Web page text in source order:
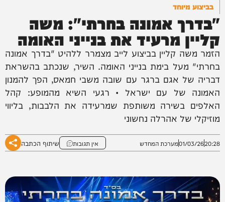
בביצוע מיוחד
"בדרך אמונה בחרתי": משה
קליין מרעיד את בנייני האומה
הזמר משה קליין בביצוע לייב מצמרר ללהיט "בדרך אמונה
בחרתי" מעל בימת בנייני האומה. השיר, שנכתב בהשראת
דבריה של אגם ברגר עם שובה משבי חמאס, הפך להמנון
האמונה של עם ישראל • רגעי השיא מהמופע: קהל
האלפים בשירה משותפת שמרעידה את הלבבות, בליווי
מוזיקלי של אהרלה נחשוני
20:28
01/03/26מערכת המחדש אין תגובות שיתוף הכתבה